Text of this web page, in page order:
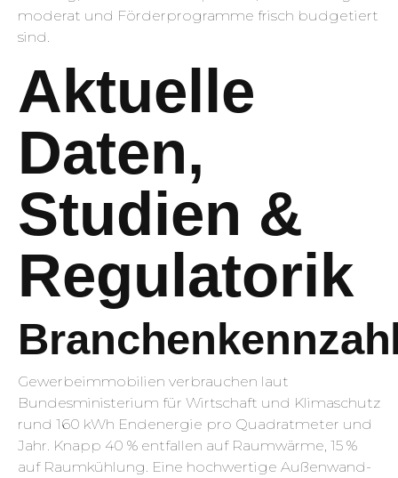
moderat und Förderprogramme frisch budgetiert
sind.
Aktuelle
Daten,
Studien &
Regulatorik
Gewerbeimmobilien verbrauchen laut
Bundesministerium für Wirtschaft und Klimaschutz
rund 160 kWh Endenergie pro Quadratmeter und
Jahr. Knapp 40 % entfallen auf Raumwärme, 15 %
auf Raumkühlung. Eine hochwertige Außenwand-